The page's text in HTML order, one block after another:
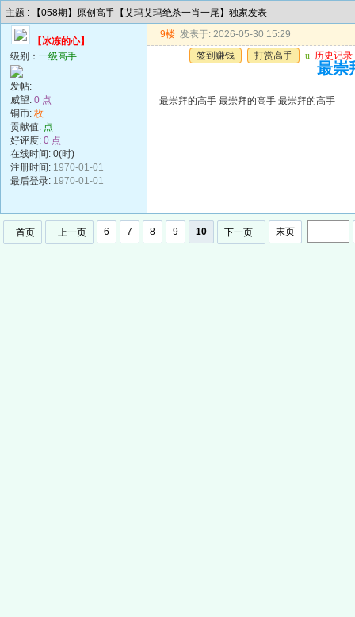
主题 : 【058期】原创高手【艾玛艾玛绝杀一肖一尾】独家发表
【冰冻的心】
级别： 一级高手
发帖:
威望: 0 点
铜币: 枚
贡献值: 点
好评度: 0 点
在线时间: 0(时)
注册时间: 1970-01-01
最后登录: 1970-01-01
9楼 发表于: 2026-05-30 15:29
签到赚钱
打赏高手 u 历史记录
最崇
最崇拜的高手 最崇拜的高手 最崇拜的高手
首页 上一页 6 7 8 9 10 下一页 末页